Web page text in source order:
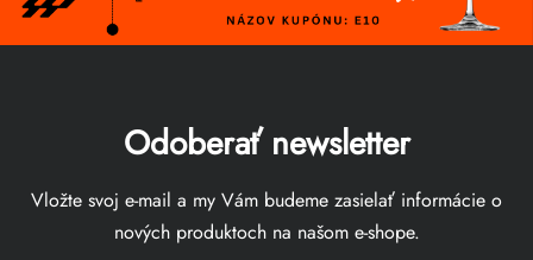
Odoberať newsletter
Vložte svoj e-mail a my Vám budeme zasielať informácie o
nových produktoch na našom e-shope.